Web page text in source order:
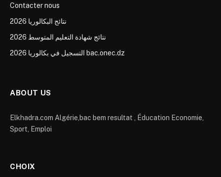
Contacter nous
نتائج البكالوريا 2026
نتائج شهادة التعليم المتوسط 2026
التسجيل في بكالوريا 2026 bac.onec.dz
ABOUT US
Elkhadra.com Algérie,bac bem resultat , Éducation Economie,
Sport, Emploi
CHOIX